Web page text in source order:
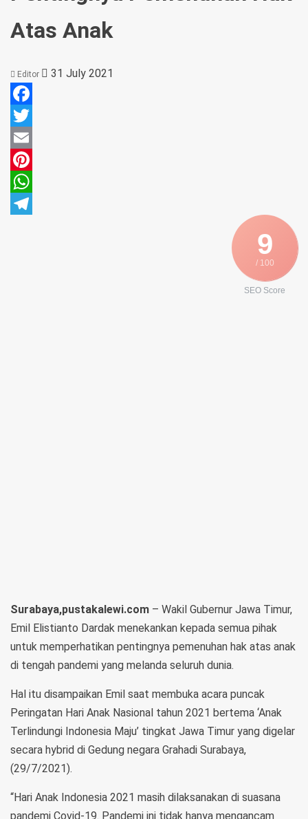
Atas Anak
Editor 31 July 2021
Facebook
Twitter
Email
Pinterest
WhatsApp
9
/ 100
SEO Score
Surabaya,pustakalewi.com – Wakil Gubernur Jawa Timur,
Emil Elistianto Dardak menekankan kepada semua pihak
untuk memperhatikan pentingnya pemenuhan hak atas anak
di tengah pandemi yang melanda seluruh dunia.
Hal itu disampaikan Emil saat membuka acara puncak
Peringatan Hari Anak Nasional tahun 2021 bertema ‘Anak
Terlindungi Indonesia Maju’ tingkat Jawa Timur yang digelar
secara hybrid di Gedung negara Grahadi Surabaya,
(29/7/2021).
“Hari Anak Indonesia 2021 masih dilaksanakan di suasana
pandemi Covid-19. Pandemi ini tidak hanya mengancam